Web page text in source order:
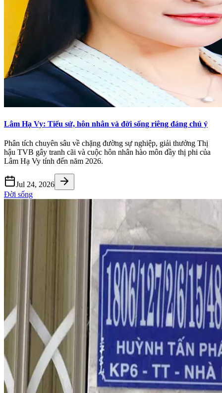
Lâm Hạ Vy: Tiểu sử, hôn nhân và đời sống riêng đáng chú ý
Phân tích chuyên sâu về chặng đường sự nghiệp, giải thưởng Thị
hậu TVB gây tranh cãi và cuộc hôn nhân hào môn đầy thị phi của
Lâm Hạ Vy tính đến năm 2026.
Jul 24, 2026
Đời sống